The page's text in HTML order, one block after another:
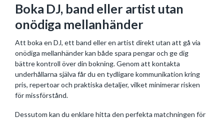
Boka DJ, band eller artist utan
onödiga mellanhänder
Att boka en DJ, ett band eller en artist direkt utan att gå via
onödiga mellanhänder kan både spara pengar och ge dig
bättre kontroll över din bokning. Genom att kontakta
underhållarna själva får du en tydligare kommunikation kring
pris, repertoar och praktiska detaljer, vilket minimerar risken
för missförstånd.
Dessutom kan du enklare hitta den perfekta matchningen för